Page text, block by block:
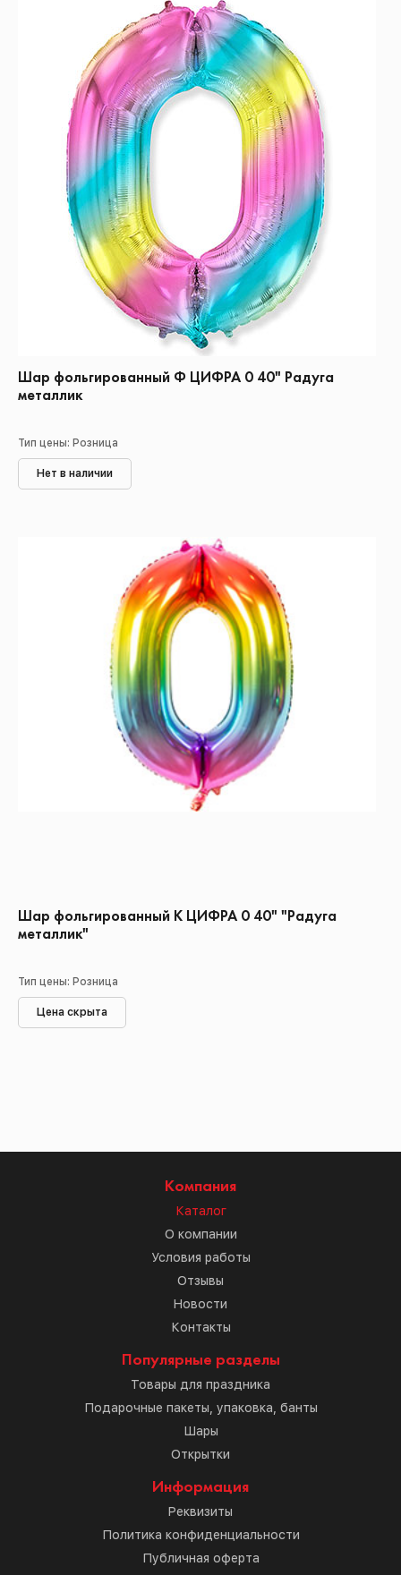
Шар фольгированный Ф ЦИФРА 0 40" Радуга
металлик
Тип цены: Розница
Нет в наличии
Шар фольгированный К ЦИФРА 0 40" "Радуга
металлик"
Тип цены: Розница
Цена скрыта
Компания
Каталог
О компании
Условия работы
Отзывы
Новости
Контакты
Популярные разделы
Товары для праздника
Подарочные пакеты, упаковка, банты
Шары
Открытки
Информация
Реквизиты
Политика конфиденциальности
Публичная оферта